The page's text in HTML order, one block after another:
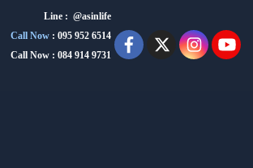
Line : @asinlife
Call Now : 095 952 6514
Call Now : 084 914 9731